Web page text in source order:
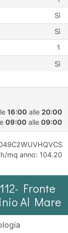
Sì
Sì
1
Sì
16:00 alle 20:00
09:00 alle 09:00
mq anno: 104.20
Fronte
Al Mare